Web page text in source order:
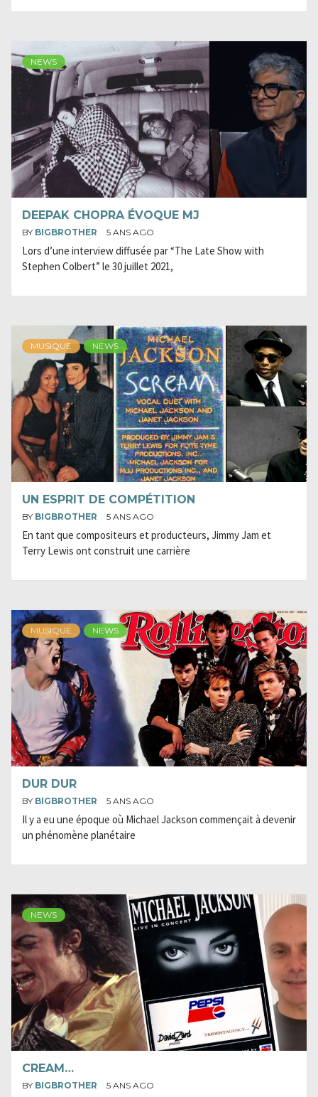
NEWS
DEEPAK CHOPRA ÉVOQUE MJ
BY BIGBROTHER 5 ANS AGO
Lors d’une interview diffusée par “The Late Show with
Stephen Colbert” le 30 juillet 2021,
MUSIQUE NEWS
UN ESPRIT DE COMPÉTITION
BY BIGBROTHER 5 ANS AGO
En tant que compositeurs et producteurs, Jimmy Jam et
Terry Lewis ont construit une carrière
MUSIQUE NEWS
DUR DUR
BY BIGBROTHER 5 ANS AGO
Il y a eu une époque où Michael Jackson commençait à devenir
un phénomène planétaire
NEWS
CREAM…
BY BIGBROTHER 5 ANS AGO